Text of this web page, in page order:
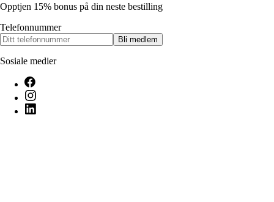
Opptjen 15% bonus på din neste bestilling
Telefonnummer
Bli medlem
Sosiale medier